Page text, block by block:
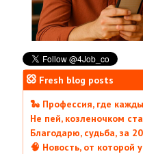
Fresh blog posts
🐍 Профессия, где
Не пей, козленочком
Благодарю, судьба, за
🧠 Новость, от которой